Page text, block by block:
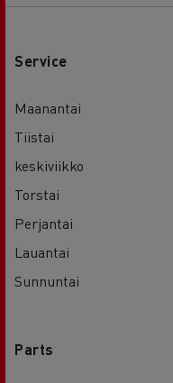
Service
Maanantai
Tiistai
keskiviikko
Torstai
Perjantai
Lauantai
Sunnuntai
Parts